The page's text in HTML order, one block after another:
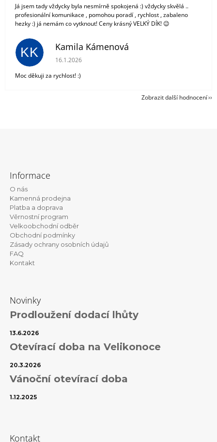
Já jsem tady vždycky byla nesmírně spokojená :) vždycky skvělá ..
profesionální komunikace , pomohou poradí , rychlost , zabaleno
hezky :) já nemám co vytknout! Ceny krásný VELKÝ DÍK! 😉
KK Kamila Kámenová
Hodnocení obchodu je 5 z 5 hvězdiček.
16.1.2026
Moc děkuji za rychlost! :)
Zobrazit další hodnocení
Informace
O nás
Kamenná prodejna
Platba a doprava
Věrnostní program
Velkoobchodní odběr
Obchodní podmínky
Zásady ochrany osobních údajů
FAQ
Kontakt
Novinky
Prodloužení dodací lhůty
13.6.2026
Otevírací doba na Velikonoce
20.3.2026
Vánoční otevírací doba
1.12.2025
Kontakt